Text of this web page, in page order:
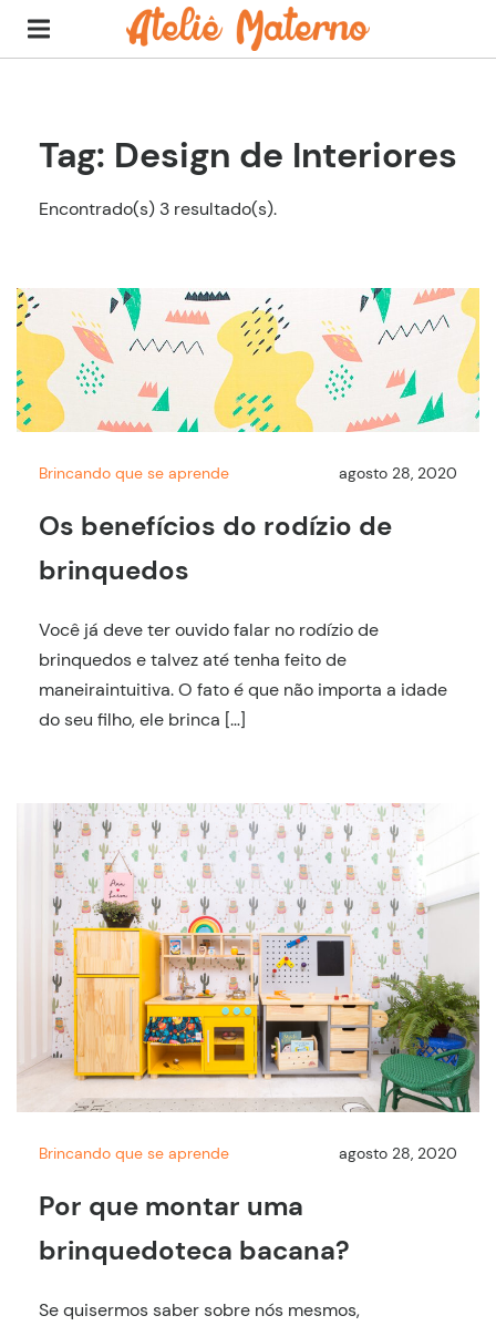
Tag: Design de Interiores
Encontrado(s) 3 resultado(s).
Brincando que se aprende agosto 28, 2020
Os benefícios do rodízio de
brinquedos
Você já deve ter ouvido falar no rodízio de
brinquedos e talvez até tenha feito de
maneiraintuitiva. O fato é que não importa a idade
do seu filho, ele brinca […]
Brincando que se aprende agosto 28, 2020
Por que montar uma
brinquedoteca bacana?
Se quisermos saber sobre nós mesmos,